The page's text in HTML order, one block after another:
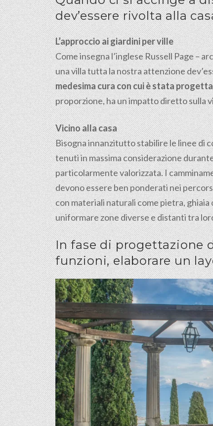
dev’essere rivolta alla
L’approccio ai giardini per ville
Come insegna l’inglese Russell Page –
una villa tutta la nostra attenzione
medesima cura con cui è stata
proporzione, ha un impatto diretto sulla
Vicino alla casa
Bisogna innanzitutto stabilire le linee di
tenuti in massima considerazione
particolarmente valorizzata. I
devono essere ben ponderati nei
con materiali naturali come pietra,
uniformare zone diverse e distanti tra
In fase di progettazione
funzioni, elaborare un